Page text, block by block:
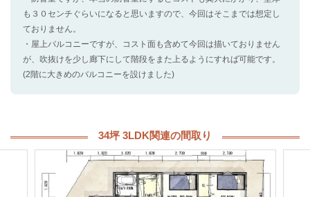
も３０センチぐらいになると思いますので、今回はそこまでは想定し
ておりません。
・屋上バルコニーですが、コスト面も含めて今回は描いておりません
が、吹抜けを少し廊下にして階段をまた上るようにすれば可能です。
(2階に大きめのバルコニーを設けました)
34坪 3LDK関連の間取り